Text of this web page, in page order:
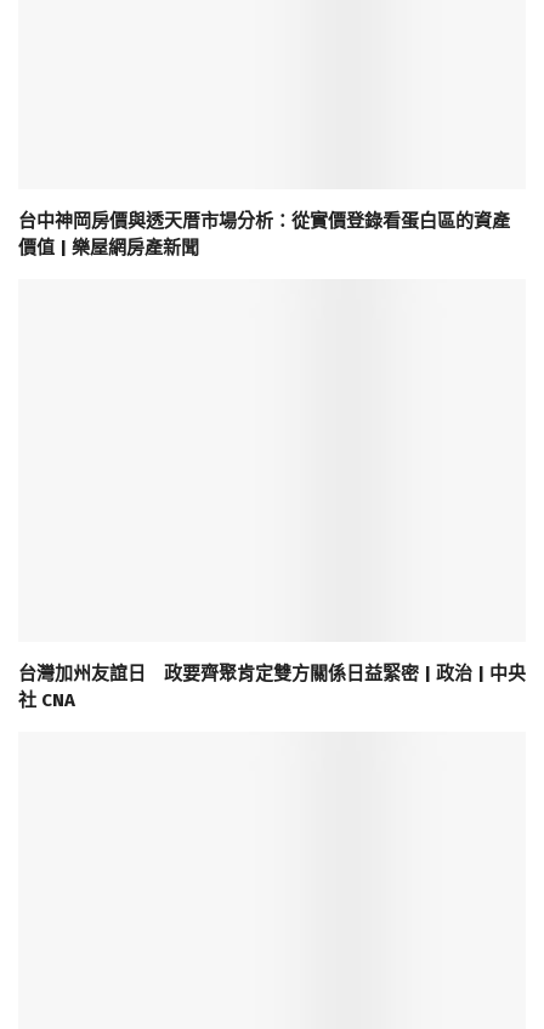
台中神岡房價與透天厝市場分析：從實價登錄看蛋白區的資產
價值 | 樂屋網房產新聞
台灣加州友誼日 政要齊聚肯定雙方關係日益緊密 | 政治 | 中央
社 CNA